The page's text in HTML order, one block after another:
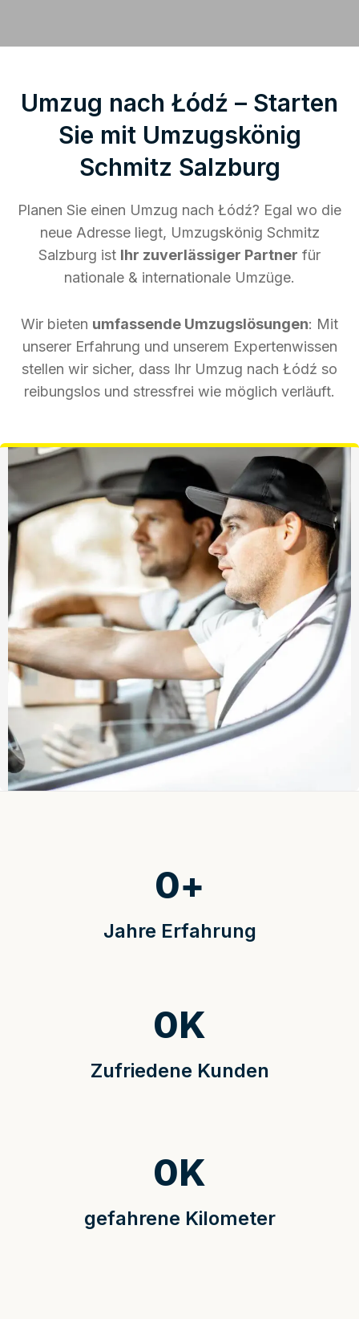
Umzug nach Łódź – Starten
Sie mit Umzugskönig
Schmitz Salzburg
Planen Sie einen Umzug nach Łódź? Egal wo die
neue Adresse liegt, Umzugskönig Schmitz
Salzburg ist Ihr zuverlässiger Partner für
nationale & internationale Umzüge.
Wir bieten umfassende Umzugslösungen: Mit
unserer Erfahrung und unserem Expertenwissen
stellen wir sicher, dass Ihr Umzug nach Łódź so
reibungslos und stressfrei wie möglich verläuft.
Jahre Erfahrung
0+
Zufriedene Kunden
0K
gefahrene Kilometer
0K